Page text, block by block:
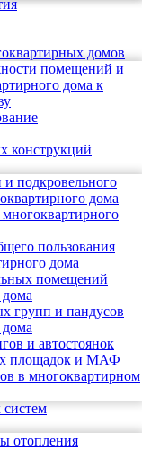
домов
помещений и
дома к
конструкций
и подкровельного
дома
пользования
дома
помещений
групп и пандусов
и автостоянок
площадок и МАФ
в многоквартирном
отопления